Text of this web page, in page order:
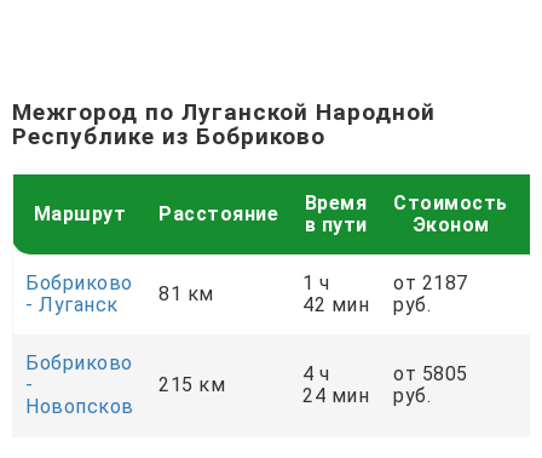
Межгород по Луганской Народной
Республике из Бобриково
Маршрут Расстояние
Время
в пути
Стоимость
Эконом
Бобриково
- Луганск
81 км
1 ч
42 мин
от 2187
руб.
Бобриково
-
Новопсков
215 км
4 ч
24 мин
от 5805
руб.